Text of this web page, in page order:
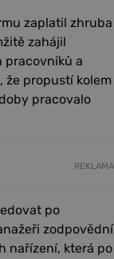
zaplatil zhruba
zahájil
pracovníků a
že propustí kolem
pracovalo
REKLAMA
po
zodpovědní
nařízení, která po